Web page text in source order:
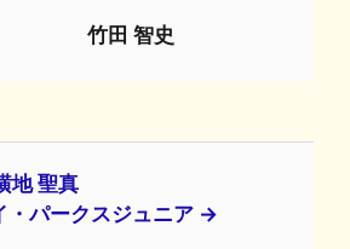
竹田 智史
地 聖真
・パークスジュニア →